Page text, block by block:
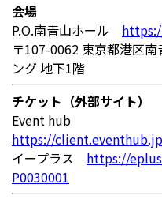
会場
P.O.南青山ホール
〒107-0062 東京都港区
ング 地下1階
チケット（外部サイト）
Event hub
https://
イープラス https://
P0030001